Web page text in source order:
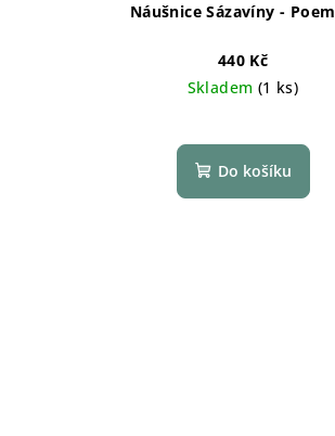
Náušnice Sázavíny -
440 Kč
Skladem (1 ks)
Do košíku